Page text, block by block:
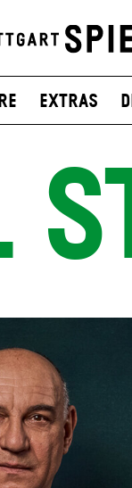
Extras